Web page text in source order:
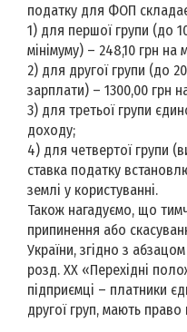
податку для ФОП
1) для першої групи (до
мінімуму) – 248,10 грн на
2) для другої групи (до
зарплати) – 1300,00 грн
3) для третьої групи
доходу;
4) для четвертої групи
ставка податку
землі у користуванні.
Також нагадуємо, що
припинення або
України, згідно з
розд. ХХ «Перехідні
підприємці – платники
другої груп, мають